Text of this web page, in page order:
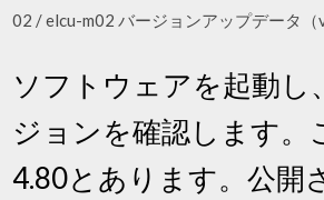
02 / elcu-m02 バージョンアップデータ（
ソフトウェアを起動し
ジョンを確認します。
4.80とあります。公開